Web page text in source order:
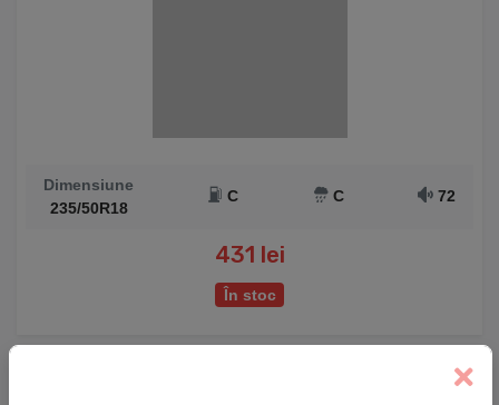
Dimensiune
235/50R18
C C 72
431 lei
În stoc